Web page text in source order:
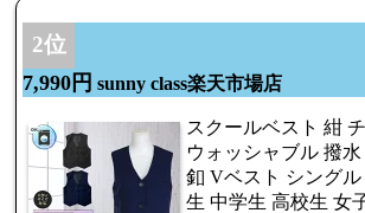
2位
7,990円 sunny class楽天市場店
スクールベスト 紺
ウォッシャブル 撥
釦 Vベスト シング
生 中学生 高校生 女